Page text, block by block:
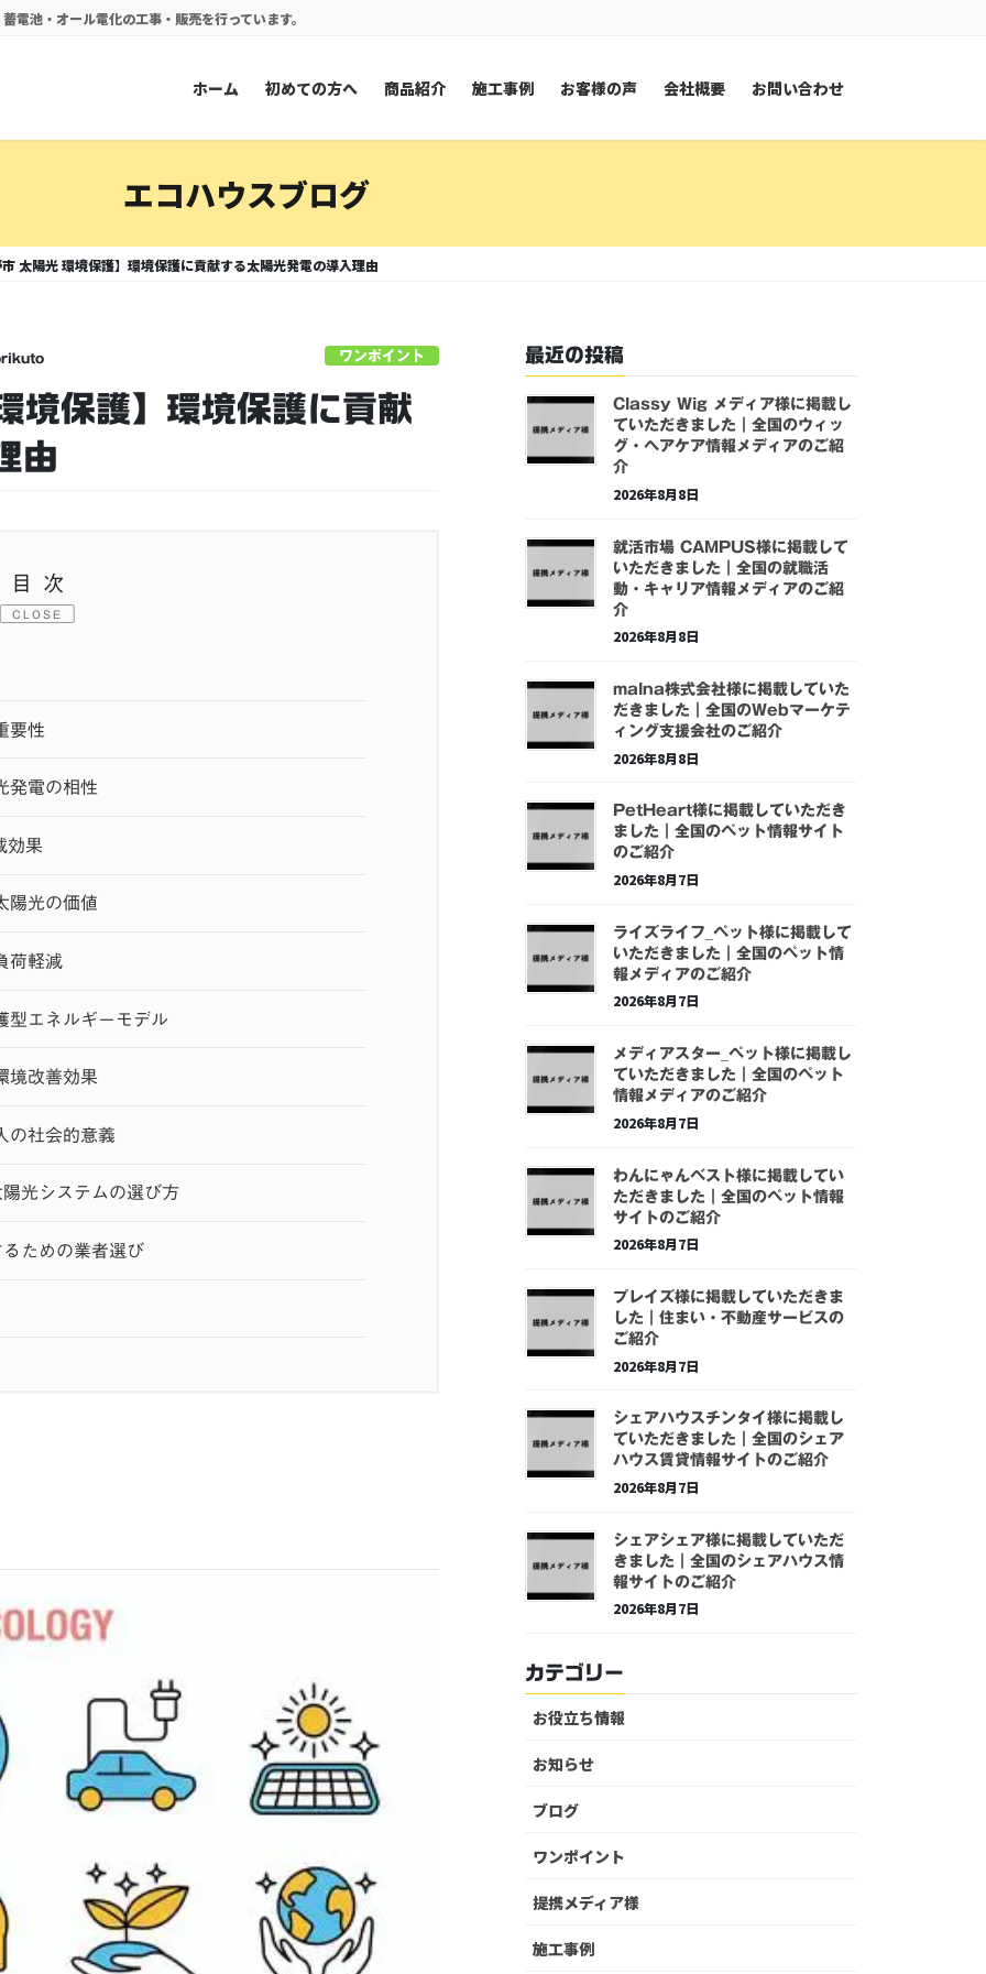
電池・オール電化の工事・販売を行っています。
ホーム 初めての方へ 商品紹介 施工事例 お客様の声 会社概要 お問い合わせ
エコハウスブログ
太陽光 環境保護】環境保護に貢献する太陽光発電の導入理由
ワンポイント
境保護】環境保護に貢献
由
目次
CLOSE
要性
発電の相性
効果
陽光の価値
荷軽減
型エネルギーモデル
境改善効果
の社会的意義
光システムの選び方
ための業者選び
最近の投稿
Classy Wig メディア様に掲載し
ていただきました｜全国のウィッ
グ・ヘアケア情報メディアのご紹
介
2026年8月8日
就活市場 CAMPUS様に掲載して
いただきました｜全国の就職活
動・キャリア情報メディアのご紹
介
2026年8月8日
malna株式会社様に掲載していた
だきました｜全国のWebマーケテ
ィング支援会社のご紹介
2026年8月8日
PetHeart様に掲載していただき
ました｜全国のペット情報サイト
のご紹介
2026年8月7日
ライズライフ_ペット様に掲載して
いただきました｜全国のペット情
報メディアのご紹介
2026年8月7日
メディアスター_ペット様に掲載し
ていただきました｜全国のペット
情報メディアのご紹介
2026年8月7日
わんにゃんベスト様に掲載してい
ただきました｜全国のペット情報
サイトのご紹介
2026年8月7日
プレイズ様に掲載していただきま
した｜住まい・不動産サービスの
ご紹介
2026年8月7日
シェアハウスチンタイ様に掲載し
ていただきました｜全国のシェア
ハウス賃貸情報サイトのご紹介
2026年8月7日
シェアシェア様に掲載していただ
きました｜全国のシェアハウス情
報サイトのご紹介
2026年8月7日
カテゴリー
お役立ち情報
お知らせ
ブログ
ワンポイント
提携メディア様
施工事例